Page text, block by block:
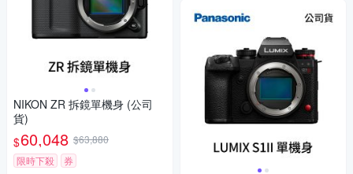
NIKON ZR 拆鏡單機身 (公司
貨)
$60,048 $63,880
限時下殺
券